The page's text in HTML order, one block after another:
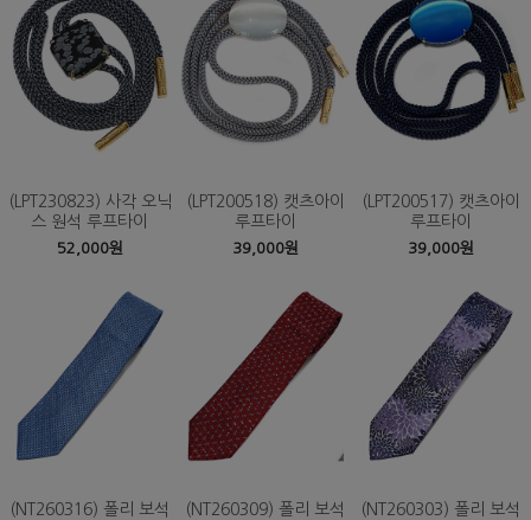
(LPT230823) 사각 오닉
스 원석 루프타이
52,000원
(LPT200518) 캣츠아이
루프타이
39,000원
(LPT200517) 캣츠아이
루프타이
39,000원
(NT260316) 폴리 보석
(NT260309) 폴리 보석
(NT260303) 폴리 보석